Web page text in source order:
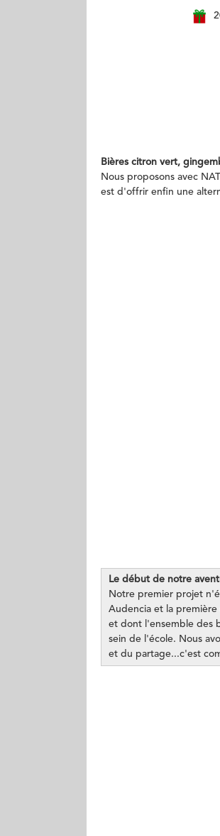
Bières citron vert,
Nous proposons avec
est d'offrir enfin une
Le début de notre
Notre premier projet
Audencia et la
et dont l'ensemble des
sein de l'école. Nous
et du partage...c'est